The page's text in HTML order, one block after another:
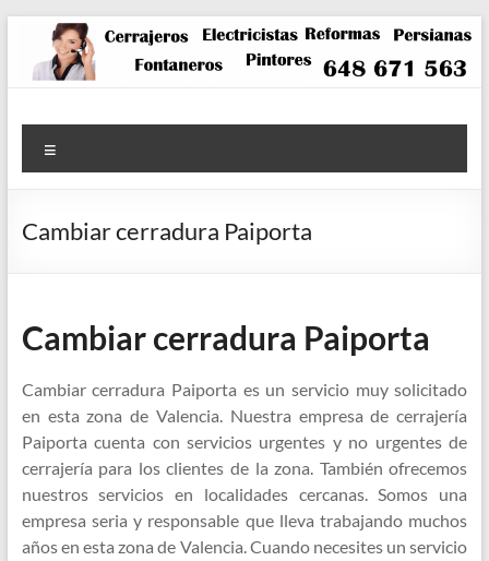
contenido
Cambiar cerradura Paiporta
Cambiar cerradura Paiporta
Cambiar cerradura Paiporta es un servicio muy solicitado
en esta zona de Valencia. Nuestra empresa de cerrajería
Paiporta cuenta con servicios urgentes y no urgentes de
cerrajería para los clientes de la zona. También ofrecemos
nuestros servicios en localidades cercanas. Somos una
empresa seria y responsable que lleva trabajando muchos
años en esta zona de Valencia. Cuando necesites un servicio